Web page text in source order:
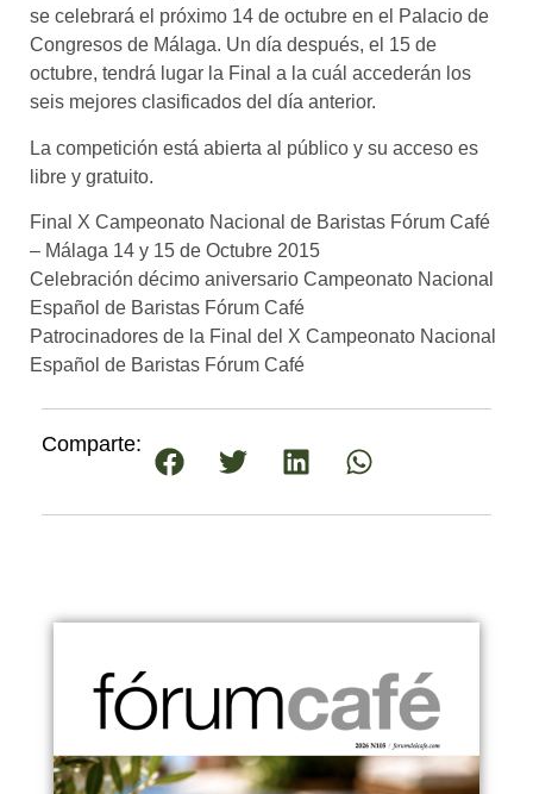
se celebrará el próximo 14 de octubre en el Palacio de
Congresos de Málaga. Un día después, el 15 de
octubre, tendrá lugar la Final a la cuál accederán los
seis mejores clasificados del día anterior.
La competición está abierta al público y su acceso es
libre y gratuito.
Final X Campeonato Nacional de Baristas Fórum Café
– Málaga 14 y 15 de Octubre 2015
Celebración décimo aniversario Campeonato Nacional
Español de Baristas Fórum Café
Patrocinadores de la Final del X Campeonato Nacional
Español de Baristas Fórum Café
Comparte: